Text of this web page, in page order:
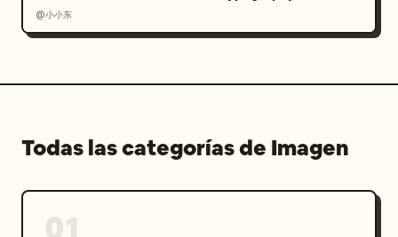
@小小东
Todas las categorías de Imagen